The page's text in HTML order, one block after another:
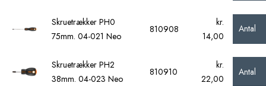
Skruetrækker PH0
75mm. 04-021 Neo
810908
kr.
14,00
Antal
Skruetrækker PH2
38mm. 04-023 Neo
810910
kr.
22,00
Antal